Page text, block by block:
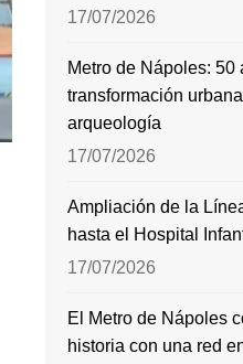
17/07/2026
Metro de Nápoles: 50
transformación
arqueología
17/07/2026
Ampliación de la
hasta el Hospital
17/07/2026
El Metro de Nápoles
historia con una red